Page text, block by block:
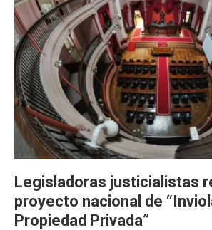
Legisladoras justicialistas
proyecto nacional de
Propiedad Privada”